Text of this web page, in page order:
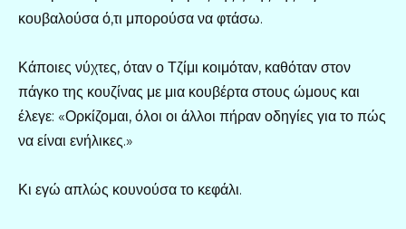
κουβαλούσα ό,τι μπορούσα να φτάσω.
Κάποιες νύχτες, όταν ο Τζίμι κοιμόταν, καθόταν στον
πάγκο της κουζίνας με μια κουβέρτα στους ώμους και
έλεγε: «Ορκίζομαι, όλοι οι άλλοι πήραν οδηγίες για το πώς
να είναι ενήλικες.»
Κι εγώ απλώς κουνούσα το κεφάλι.